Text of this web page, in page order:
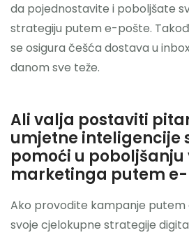
da pojednostavite i poboljšate
strategiju putem e-pošte.
se osigura češća dostava u
danom sve teže.
Ali valja postaviti
umjetne inteligencije
pomoći u poboljšanju
marketinga putem
Ako provodite kampanje
svoje cjelokupne strategije